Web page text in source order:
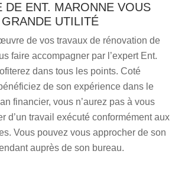
DE ENT. MARONNE VOUS
GRANDE UTILITÉ
de vos travaux de rénovation de
faire accompagner par l’expert Ent.
dans tous les points. Coté
de son expérience dans le
financier, vous n’aurez pas à vous
d’un travail exécuté conformément aux
Vous pouvez vous approcher de son
auprès de son bureau.